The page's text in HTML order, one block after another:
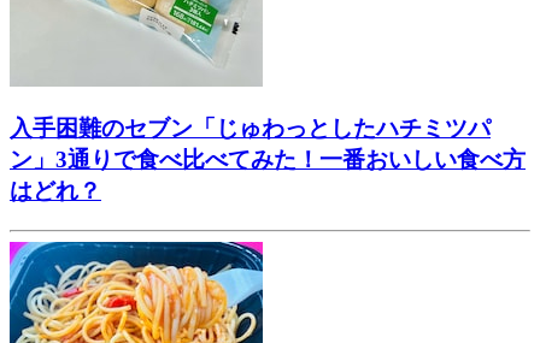
入手困難のセブン「じゅわっとしたハチミツパ
ン」3通りで食べ比べてみた！一番おいしい食べ方
はどれ？